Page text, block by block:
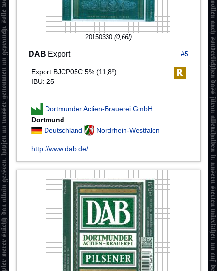
20150330 (0,66l)
DAB Export #5
Export BJCP05C 5% (11,8º)
IBU: 25
Dortmunder Actien-Brauerei GmbH
Dortmund
Deutschland
Nordrhein-Westfalen
http://www.dab.de/